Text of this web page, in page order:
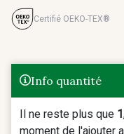
Certifié OEKO-TEX®
Info quantité
Il ne reste plus que
moment de l'ajouter